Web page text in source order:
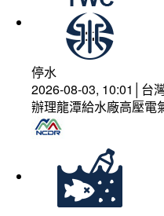
停水
2026-08-03, 10:01│台
辦理龍潭給水廠高壓電